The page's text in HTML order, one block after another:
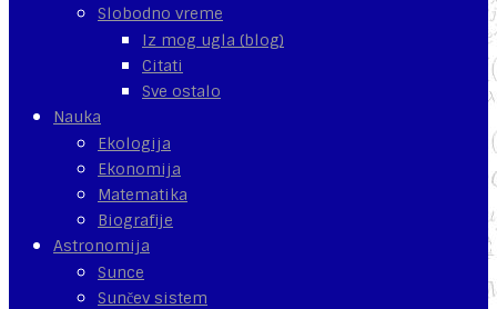
Slobodno vreme
Iz mog ugla (blog)
Citati
Sve ostalo
Nauka
Ekologija
Ekonomija
Matematika
Biografije
Astronomija
Sunce
Sunčev sistem